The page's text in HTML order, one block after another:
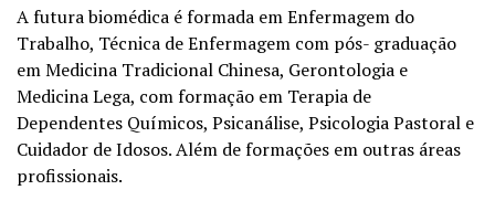
A futura biomédica é formada em Enfermagem do
Trabalho, Técnica de Enfermagem com pós- graduação
em Medicina Tradicional Chinesa, Gerontologia e
Medicina Lega, com formação em Terapia de
Dependentes Químicos, Psicanálise, Psicologia Pastoral e
Cuidador de Idosos. Além de formações em outras áreas
profissionais.